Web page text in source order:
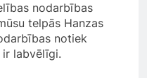
nodarbības
telpās Hanzas
notiek
ir labvēlīgi.